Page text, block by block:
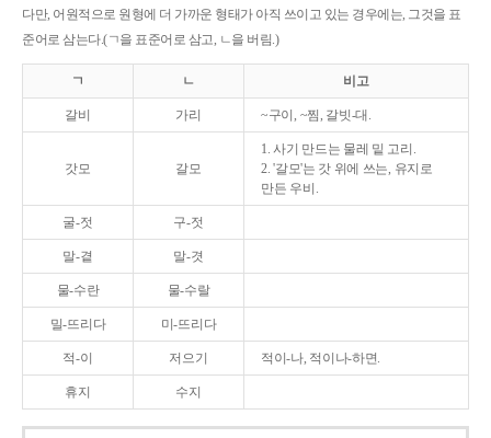
다만, 어원적으로 원형에 더 가까운 형태가 아직 쓰이고 있는 경우에는, 그것을 표
준어로 삼는다.(ㄱ을 표준어로 삼고, ㄴ을 버림.)
ㄱ ㄴ 비고
갈비 가리 ~구이, ~찜, 갈빗-대.
갓모 갈모
1. 사기 만드는 물레 밑 고리.
2. '갈모'는 갓 위에 쓰는, 유지로
만든 우비.
굴-젓 구-젓
말-곁 말-겻
물-수란 물-수랄
밀-뜨리다 미-뜨리다
적-이 저으기 적이-나, 적이나-하면.
휴지 수지